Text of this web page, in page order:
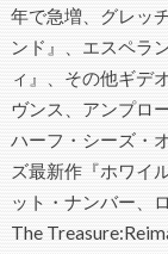
年で急増、グレッ
ンド』、エスペラ
ィ』、その他ギデ
ヴンス、アンプロ
ハーフ・シーズ・
ズ最新作『ホワイ
ット・ナンバー、
The